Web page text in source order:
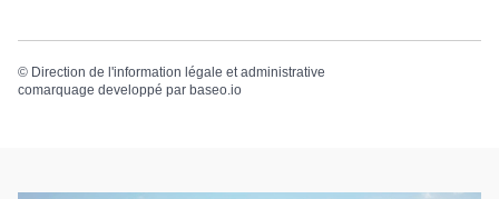
© Direction de l'information légale et administrative
comarquage developpé par baseo.io